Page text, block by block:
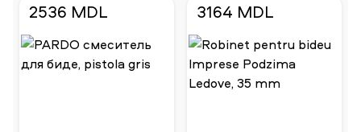
2536 MDL 3164 MDL